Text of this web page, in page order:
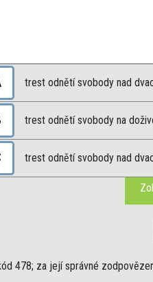
trest odnětí svobody nad
trest odnětí svobody na
trest odnětí svobody nad
478; za její správné